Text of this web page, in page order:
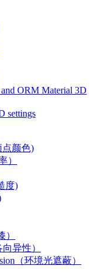
ORM Material 3D
settings
点颜色)
）
度)
）
异性）
（环境光遮蔽）